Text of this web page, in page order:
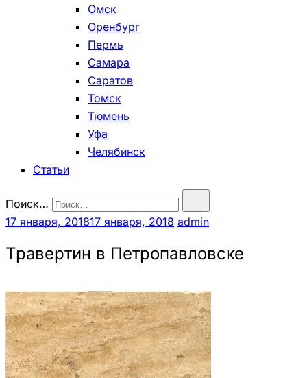
Омск
Оренбург
Пермь
Самара
Саратов
Томск
Тюмень
Уфа
Челябинск
Статьи
Поиск…
17 января, 201817 января, 2018 admin
Травертин в Петропавловске